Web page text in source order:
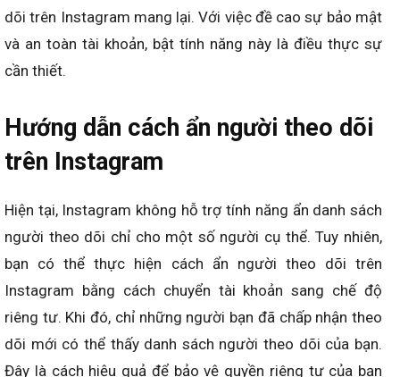
dõi trên Instagram mang lại. Với việc đề cao sự bảo mật
và an toàn tài khoản, bật tính năng này là điều thực sự
cần thiết.
Hướng dẫn cách ẩn người theo dõi
trên Instagram
Hiện tại, Instagram không hỗ trợ tính năng ẩn danh sách
người theo dõi chỉ cho một số người cụ thể. Tuy nhiên,
bạn có thể thực hiện cách ẩn người theo dõi trên
Instagram bằng cách chuyển tài khoản sang chế độ
riêng tư. Khi đó, chỉ những người bạn đã chấp nhận theo
dõi mới có thể thấy danh sách người theo dõi của bạn.
Đây là cách hiệu quả để bảo vệ quyền riêng tư của bạn